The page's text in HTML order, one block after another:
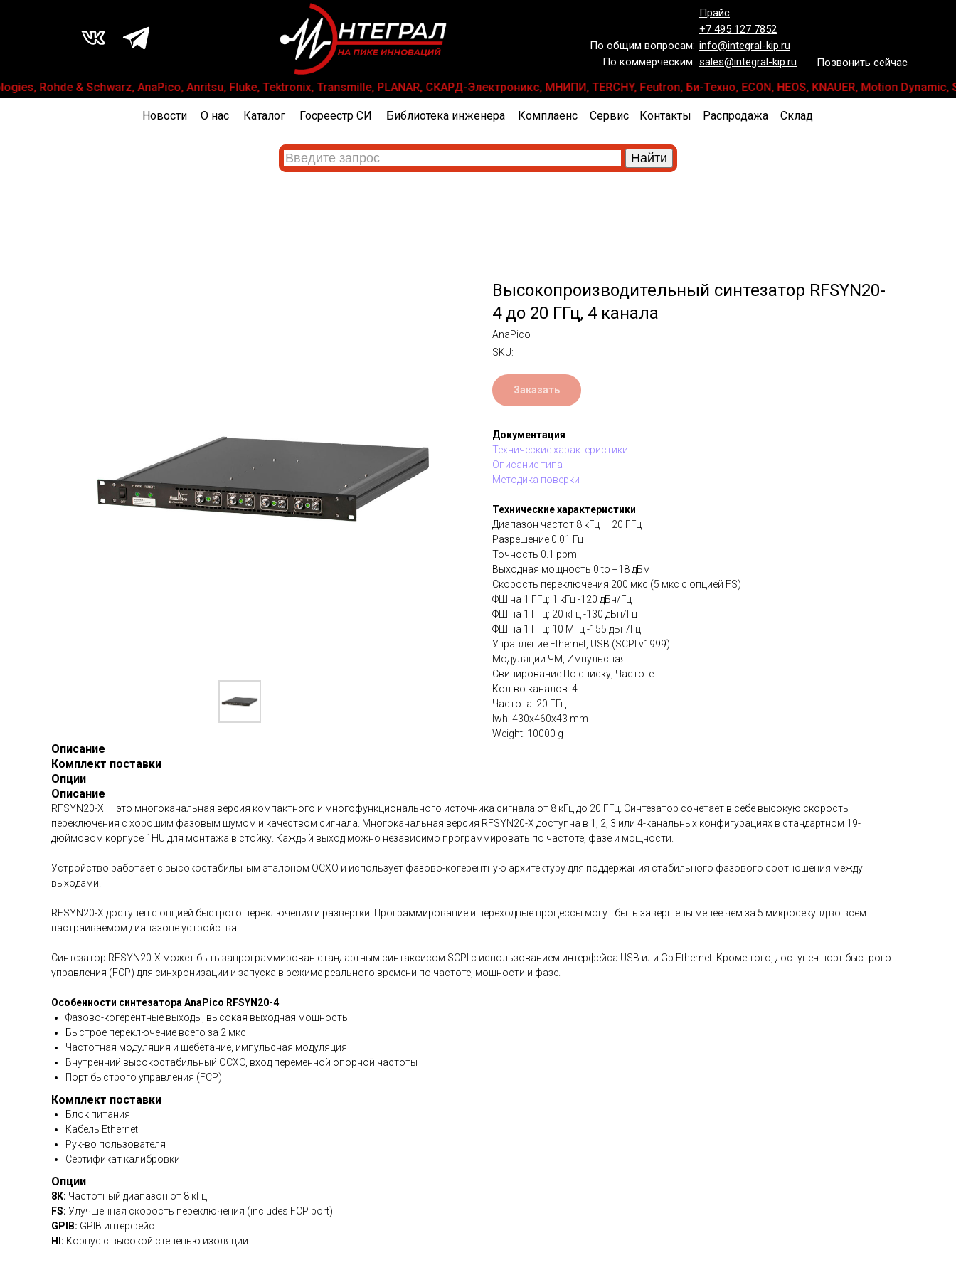
Прайс
+7 495 127 7852
info@integral-kip.ru
sales@integral-kip.ru
По общим вопросам:
По коммерческим:
Позвонить сейчас
Rohde & Schwarz, AnaPico, Anritsu, Fluke, Tektronix, Transmille, PLANAR, СКАРД-Электроникс, МНИПИ, TERCHY, Feutron, Би-Техно, ECON, HEOS, KNAUER, Motion Dynamic,
Каталог
О нас Контакты
Госреестр СИ Библиотека инженера Комплаенс
Новости Сервис Распродажа Склад
Высокопроизводительный синтезатор RFSYN20-
4 до 20 ГГц, 4 канала
AnaPico
SKU:
Заказать
Документация
Технические характеристики
Описание типа
Методика поверки
Технические характеристики
Диапазон частот 8 кГц — 20 ГГц
Разрешение 0.01 Гц
Точность 0.1 ppm
Выходная мощность 0 to +18 дБм
Скорость переключения 200 мкс (5 мкс с опцией FS)
ФШ на 1 ГГц: 1 кГц -120 дБн/Гц
ФШ на 1 ГГц: 20 кГц -130 дБн/Гц
ФШ на 1 ГГц: 10 МГц -155 дБн/Гц
Управление Ethernet, USB (SCPI v1999)
Модуляции ЧМ, Импульсная
Свипирование По списку, Частоте
Кол-во каналов: 4
Частота: 20 ГГц
lwh: 430x460x43 mm
Weight: 10000 g
Описание
Комплект поставки
Опции
Описание
RFSYN20-X — это многоканальная версия компактного и многофункционального источника сигнала от 8 кГц до 20 ГГц. Синтезатор сочетает в себе высокую скорость
переключения с хорошим фазовым шумом и качеством сигнала. Многоканальная версия RFSYN20-X доступна в 1, 2, 3 или 4-канальных конфигурациях в стандартном 19-
дюймовом корпусе 1HU для монтажа в стойку. Каждый выход можно независимо программировать по частоте, фазе и мощности.
Устройство работает с высокостабильным эталоном OCXO и использует фазово-когерентную архитектуру для поддержания стабильного фазового соотношения между
выходами.
RFSYN20-X доступен с опцией быстрого переключения и развертки. Программирование и переходные процессы могут быть завершены менее чем за 5 микросекунд во всем
настраиваемом диапазоне устройства.
Cинтезатор RFSYN20-X может быть запрограммирован стандартным синтаксисом SCPI с использованием интерфейса USB или Gb Ethernet. Кроме того, доступен порт быстрого
управления (FCP) для синхронизации и запуска в режиме реального времени по частоте, мощности и фазе.
Особенности синтезатора AnaPico RFSYN20-4
Фазово-когерентные выходы, высокая выходная мощность
Быстрое переключение всего за 2 мкс
Частотная модуляция и щебетание, импульсная модуляция
Внутренний высокостабильный OCXO, вход переменной опорной частоты
Порт быстрого управления (FCP)
Комплект поставки
Блок питания
Кабель Ethernet
Рук-во пользователя
Сертификат калибровки
Опции
8K: Частотный диапазон от 8 кГц
FS: Улучшенная скорость переключения (includes FCP port)
GPIB: GPIB интерфейс
HI: Корпус с высокой степенью изоляции